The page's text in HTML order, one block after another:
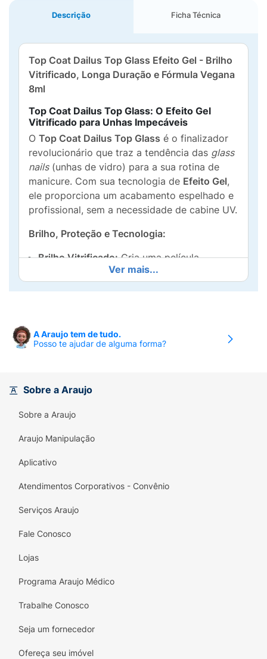
Descrição Ficha Técnica
Top Coat Dailus Top Glass Efeito Gel - Brilho
Vitrificado, Longa Duração e Fórmula Vegana
8ml
Top Coat Dailus Top Glass: O Efeito Gel
Vitrificado para Unhas Impecáveis
O Top Coat Dailus Top Glass é o finalizador
revolucionário que traz a tendência das glass
nails(unhas de vidro) para a sua rotina de
manicure. Com sua tecnologia de Efeito Gel,
ele proporciona um acabamento espelhado e
profissional, sem a necessidade de cabine UV.
Brilho, Proteção e Tecnologia:
Brilho Vitrificado:Cria uma película
protetora que reflete a luz intensamente,
o acabamento liso do gel, mas seca
do esmalte por mais tempo, protegendo
vegano, cuidando da sua beleza com
consciência.
Pincel Big Flat:Facilita a aplicação uniforme
acabamento luxuoso do
brilho extremo com acabamento espelhado
-Método Preserving Coat: formação de um
verdadeiro escudo de alta durabilidade que
Ver mais...
A Araujo tem de tudo.
Posso te ajudar de alguma forma?
Sobre a Araujo
Sobre a Araujo
Araujo Manipulação
Aplicativo
Atendimentos Corporativos - Convênio
Serviços Araujo
Fale Conosco
Lojas
Programa Araujo Médico
Trabalhe Conosco
Seja um fornecedor
Ofereça seu imóvel